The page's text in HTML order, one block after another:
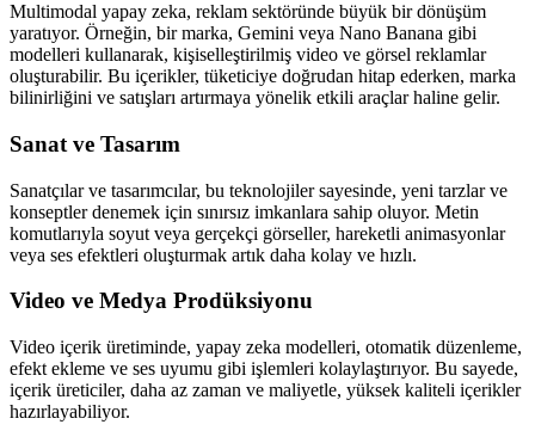
Multimodal yapay zeka, reklam sektöründe büyük bir dönüşüm
yaratıyor. Örneğin, bir marka, Gemini veya Nano Banana gibi
modelleri kullanarak, kişiselleştirilmiş video ve görsel reklamlar
oluşturabilir. Bu içerikler, tüketiciye doğrudan hitap ederken, marka
bilinirliğini ve satışları artırmaya yönelik etkili araçlar haline gelir.
Sanat ve Tasarım
Sanatçılar ve tasarımcılar, bu teknolojiler sayesinde, yeni tarzlar ve
konseptler denemek için sınırsız imkanlara sahip oluyor. Metin
komutlarıyla soyut veya gerçekçi görseller, hareketli animasyonlar
veya ses efektleri oluşturmak artık daha kolay ve hızlı.
Video ve Medya Prodüksiyonu
Video içerik üretiminde, yapay zeka modelleri, otomatik düzenleme,
efekt ekleme ve ses uyumu gibi işlemleri kolaylaştırıyor. Bu sayede,
içerik üreticiler, daha az zaman ve maliyetle, yüksek kaliteli içerikler
hazırlayabiliyor.